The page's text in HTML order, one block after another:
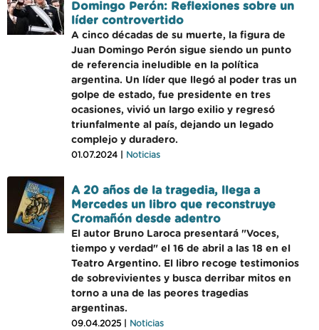
Domingo Perón: Reflexiones sobre un
líder controvertido
A cinco décadas de su muerte, la figura de
Juan Domingo Perón sigue siendo un punto
de referencia ineludible en la política
argentina. Un líder que llegó al poder tras un
golpe de estado, fue presidente en tres
ocasiones, vivió un largo exilio y regresó
triunfalmente al país, dejando un legado
complejo y duradero.
01.07.2024 | Noticias
A 20 años de la tragedia, llega a
Mercedes un libro que reconstruye
Cromañón desde adentro
El autor Bruno Laroca presentará "Voces,
tiempo y verdad" el 16 de abril a las 18 en el
Teatro Argentino. El libro recoge testimonios
de sobrevivientes y busca derribar mitos en
torno a una de las peores tragedias
argentinas.
09.04.2025 | Noticias